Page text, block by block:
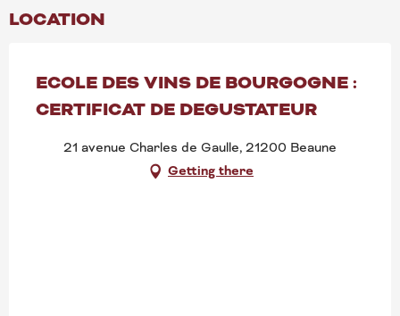
LOCATION
ECOLE DES VINS DE BOURGOGNE :
CERTIFICAT DE DEGUSTATEUR
21 avenue Charles de Gaulle, 21200 Beaune
Getting there